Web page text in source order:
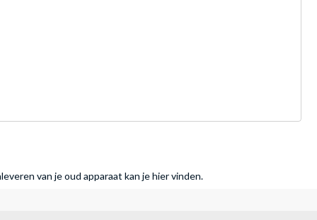
van je oud apparaat kan je hier vinden.